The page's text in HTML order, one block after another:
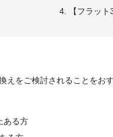
【フラッ
えをご検討されることをお
ある方